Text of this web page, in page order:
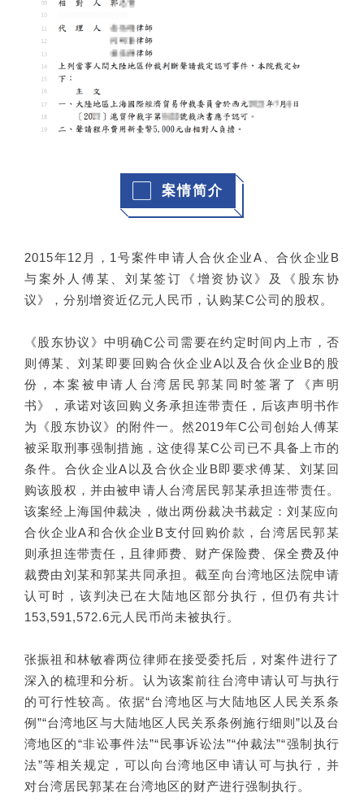
案情简介
2015年12月，1号案件申请人合伙企业A、合伙企业B
与案外人傅某、刘某签订《增资协议》及《股东协
议》，分别增资近亿元人民币，认购某C公司的股权。
《股东协议》中明确C公司需要在约定时间内上市，否
则傅某、刘某即要回购合伙企业A以及合伙企业B的股
份，本案被申请人台湾居民郭某同时签署了《声明
书》，承诺对该回购义务承担连带责任，后该声明书作
为《股东协议》的附件一。然2019年C公司创始人傅某
被采取刑事强制措施，这使得某C公司已不具备上市的
条件。合伙企业A以及合伙企业B即要求傅某、刘某回
购该股权，并由被申请人台湾居民郭某承担连带责任。
该案经上海国仲裁决，做出两份裁决书裁定：刘某应向
合伙企业A和合伙企业B支付回购价款，台湾居民郭某
则承担连带责任，且律师费、财产保险费、保全费及仲
裁费由刘某和郭某共同承担。截至向台湾地区法院申请
认可时，该判决已在大陆地区部分执行，但仍有共计
153,591,572.6元人民币尚未被执行。
张振祖和林敏睿两位律师在接受委托后，对案件进行了
深入的梳理和分析。认为该案前往台湾申请认可与执行
的可行性较高。依据“台湾地区与大陆地区人民关系条
例”“台湾地区与大陆地区人民关系条例施行细则”以及台
湾地区的“非讼事件法”“民事诉讼法”“仲裁法”“强制执行
法”等相关规定，可以向台湾地区申请认可与执行，并
对台湾居民郭某在台湾地区的财产进行强制执行。